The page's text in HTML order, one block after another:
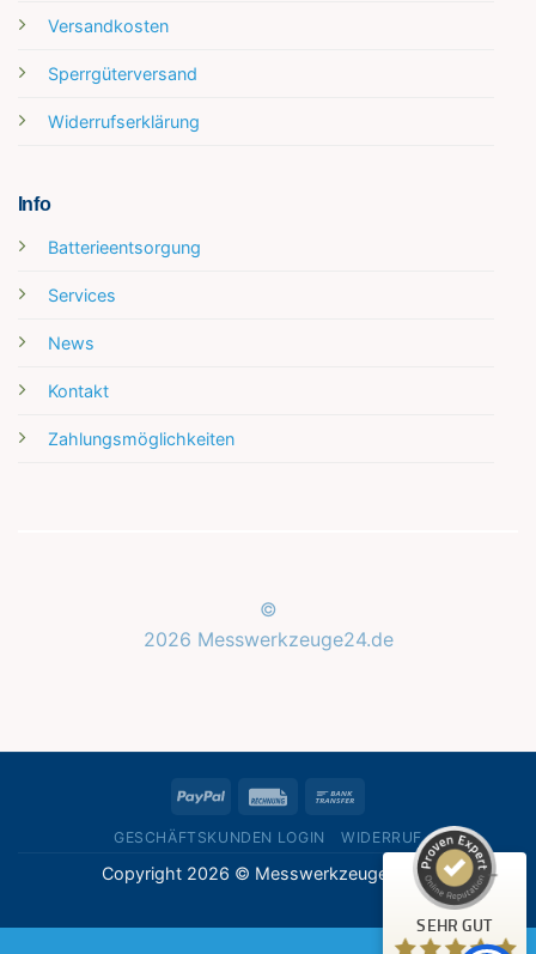
Versandkosten
Sperrgüterversand
Widerrufserklärung
Info
Batterieentsorgung
Services
News
Kontakt
Zahlungsmöglichkeiten
©
2026 Messwerkzeuge24.de
PayPal Rechung
GESCHÄFTSKUNDEN LOGIN WIDERRUF
Copyright 2026 © Messwerkzeuge24.de
SEHR GUT
5,00
/
5,00
1
Bewertung auf ProvenExpert.com